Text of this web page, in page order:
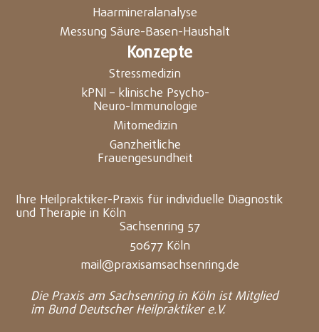
Ihre Heilpraktiker-Praxis für individuelle Diagnostik
und Therapie in Köln
Sachsenring 57
50677 Köln
mail@praxisamsachsenring.de
Die Praxis am Sachsenring in Köln ist Mitglied
im Bund Deutscher Heilpraktiker e.V.
Konzepte
Stressmedizin
kPNI – klinische Psycho-
Neuro-Immunologie
Mitomedizin
Ganzheitliche
Frauengesundheit
Haarmineralanalyse
Messung Säure-Basen-Haushalt